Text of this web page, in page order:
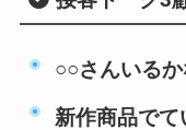
○○さんいる
新作商品でて